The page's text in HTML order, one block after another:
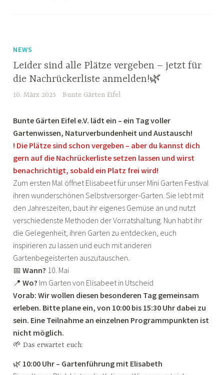
NEWS
Leider sind alle Plätze vergeben – jetzt für
die Nachrückerliste anmelden!🌿
10. März 2025 Bunte Gärten Eifel
Bunte Gärten Eifel e.V. lädt ein – ein Tag voller
Gartenwissen, Naturverbundenheit und Austausch!
! Die Plätze sind schon vergeben – aber du kannst dich
gern auf die Nachrückerliste setzen lassen und wirst
benachrichtigt, sobald ein Platz frei wird!
Zum ersten Mal öffnet Elisabeet für unser Mini Garten Festival
ihren wunderschönen Selbstversorger-Garten. Sie lebt mit
den Jahreszeiten, baut ihr eigenes Gemüse an und nutzt
verschiedenste Methoden der Vorratshaltung. Nun habt ihr
die Gelegenheit, ihren Garten zu entdecken, euch
inspirieren zu lassen und euch mit anderen
Gartenbegeisterten auszutauschen.
📅Wann? 10. Mai
📍Wo? Im Garten von Elisabeet in Utscheid
Vorab: Wir wollen diesen besonderen Tag gemeinsam
erleben. Bitte plane ein, von 10:00 bis 15:30 Uhr dabei zu
sein. Eine Teilnahme an einzelnen Programmpunkten ist
nicht möglich.
🌱 Das erwartet euch:
🌿 10:00 Uhr – Gartenführung mit Elisabeth